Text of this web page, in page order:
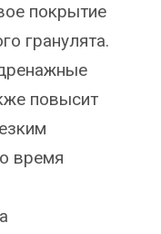
покрытие
гранулята.
повысит
время